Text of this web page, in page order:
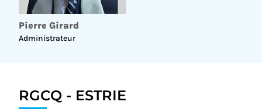
e Richard M. LeBlanc
Président du chapitre d’Outaouais
Pierre Girard
Administrateur
RGCQ - ESTRIE